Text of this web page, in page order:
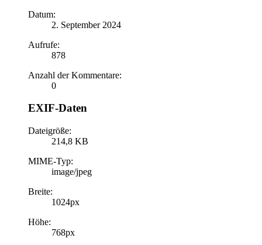
Datum:
2. September 2024
Aufrufe:
878
Anzahl der Kommentare:
0
EXIF-Daten
Dateigröße:
214,8 KB
MIME-Typ:
image/jpeg
Breite:
1024px
Höhe:
768px